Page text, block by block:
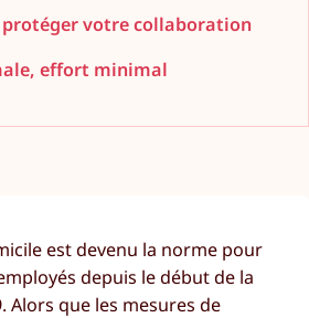
votre collaboration
effort minimal
est devenu la norme pour
depuis le début de la
Alors que les mesures de